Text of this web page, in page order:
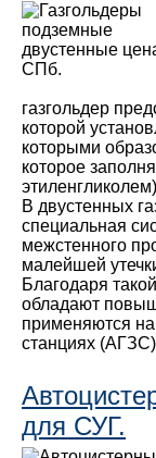
газгольдер
которой
которыми
которое
В двустенных
специальная
межстенного
малейшей
Благодаря
обладают
применяются
станциях
для СУГ.